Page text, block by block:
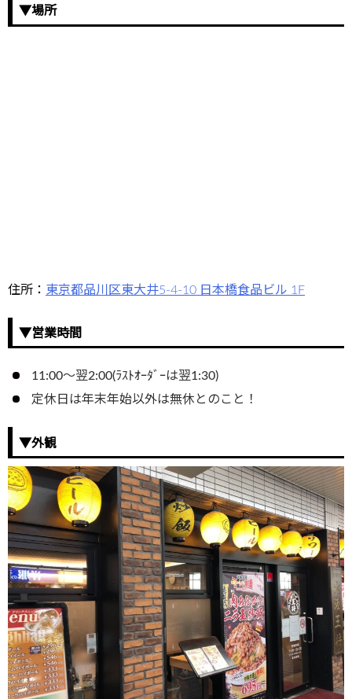
▼場所
住所： 東京都品川区東大井5-4-10 日本橋食品ビル 1F
▼営業時間
11:00～翌2:00(ﾗｽﾄｵｰﾀﾞｰは翌1:30)
定休日は年末年始以外は無休とのこと！
▼外観